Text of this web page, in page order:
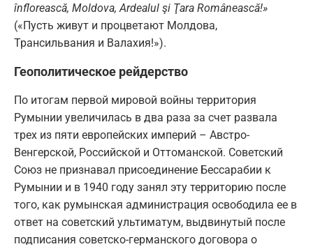
înflorească, Moldova, Ardealul şi Ţara Românească!»
(«Пусть живут и процветают Молдова,
Трансильвания и Валахия!»).
Геополитическое рейдерство
По итогам первой мировой войны территория
Румынии увеличилась в два раза за счет развала
трех из пяти европейских империй – Австро-
Венгерской, Российской и Оттоманской. Советский
Союз не признавал присоединение Бессарабии к
Румынии и в 1940 году занял эту территорию после
того, как румынская администрация освободила ее в
ответ на советский ультиматум, выдвинутый после
подписания советско-германского договора о